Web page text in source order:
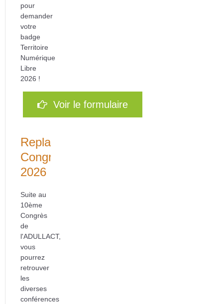
pour
demander
votre
badge
Territoire
Numérique
Libre
2026 !
Voir le formulaire
Replays
Congrès
2026
Suite au
10ème
Congrès
de
l'ADULLACT,
vous
pourrez
retrouver
les
diverses
conférences